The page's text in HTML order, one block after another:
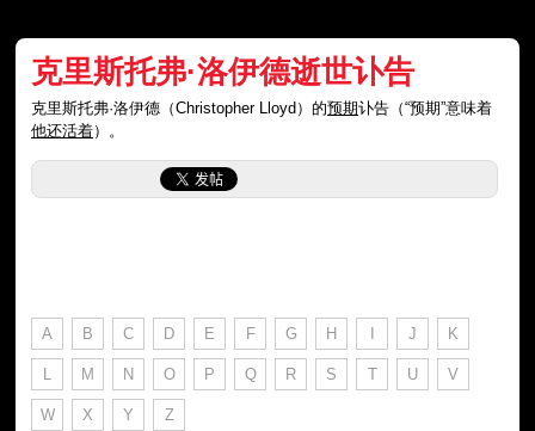
克里斯托弗·洛伊德逝世讣告
克里斯托弗·洛伊德（Christopher Lloyd）的预期讣告（“预期”意味着
他还活着）。
A B C D E F G H I J K
L M N O P Q R S T U V
W X Y Z